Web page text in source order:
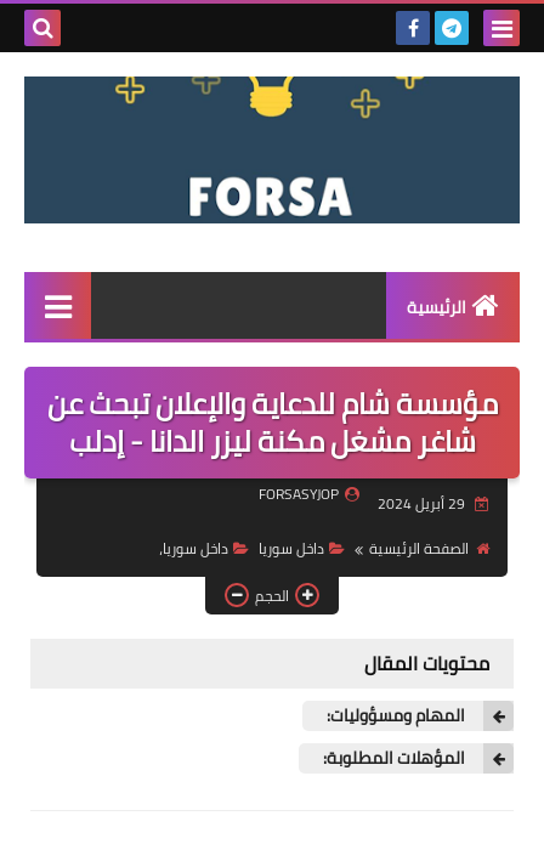
بحث
الرئيسية
القائمة
مناقصات
فرص عمل داخل سوريا
فرص عمل في العراق
فرص عمل في اليمن
مؤسسة شام للدعاية والإعلان تبحث عن
شاغر مشغل مكنة ليزر الدانا - إدلب
FORSASYJOP
الصفحة الرئيسية
داخل سوريا
داخل سوريا،
الحجم
محتويات المقال
المهام ومسؤوليات:
المؤهلات المطلوبة: